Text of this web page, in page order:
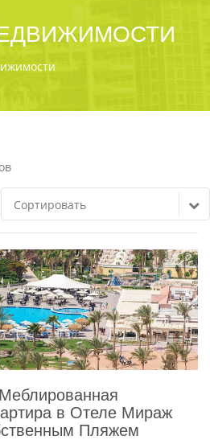
Сортировать
в Отеле Мираж
Пляжем